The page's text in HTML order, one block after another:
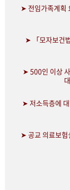
➤ 전임가족계획
➤ 「모자보건
➤ 500인 이상
➤ 저소득층에
➤ 공교 의료보험